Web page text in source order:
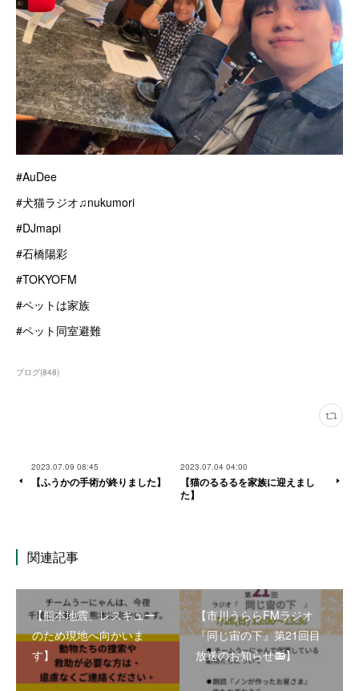
#AuDee
#犬猫ラジオ♫nukumori
#DJmapi
#石橋陽彩
#TOKYOFM
#ペットは家族
#ペット同室避難
ブログ(848)
2023.07.09 08:45
【ふうかの手術が終りました】
2023.07.04 04:00
【猫のるるるを家族に迎えまし
た】
関連記事
【熊本地震、レスキュー
のため現地へ向かいま
す】
【市川うららFMラジオ
『同じ宙の下』第21回目
放送のお知らせ📻】